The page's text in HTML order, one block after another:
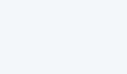
Soll ich mein Kind gegen Corona